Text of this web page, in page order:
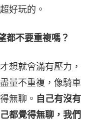
好玩的。
都不要重複嗎？
想就會滿有壓力，
量不重複，像騎車
無聊。 自己有沒有
都覺得無聊，我們